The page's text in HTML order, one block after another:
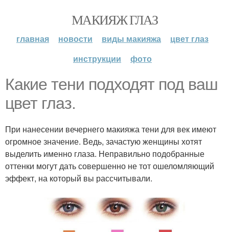
МАКИЯЖ ГЛАЗ
главная новости виды макияжа
цвет глаз
инструкции
фото
Какие тени подходят под ваш
цвет глаз.
При нанесении вечернего макияжа тени для век имеют
огромное значение. Ведь, зачастую женщины хотят
выделить именно глаза. Неправильно подобранные
оттенки могут дать совершенно не тот ошеломляющий
эффект, на который вы рассчитывали.